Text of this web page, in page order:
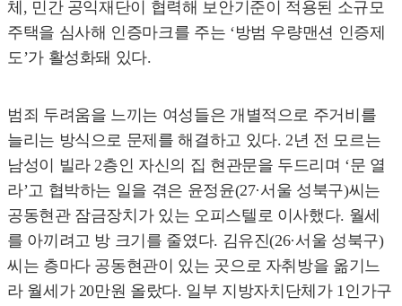
체, 민간 공익재단이 협력해 보안기준이 적용된 소규모
주택을 심사해 인증마크를 주는 ‘방범 우량맨션 인증제
도’가 활성화돼 있다.
범죄 두려움을 느끼는 여성들은 개별적으로 주거비를
늘리는 방식으로 문제를 해결하고 있다. 2년 전 모르는
남성이 빌라 2층인 자신의 집 현관문을 두드리며 ‘문 열
라’고 협박하는 일을 겪은 윤정윤(27·서울 성북구)씨는
공동현관 잠금장치가 있는 오피스텔로 이사했다. 월세
를 아끼려고 방 크기를 줄였다. 김유진(26·서울 성북구)
씨는 층마다 공동현관이 있는 곳으로 자취방을 옮기느
라 월세가 20만원 올랐다. 일부 지방자치단체가 1인가구